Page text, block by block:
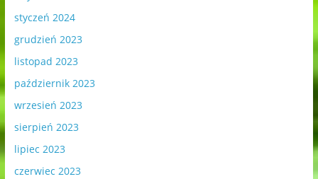
styczeń 2024
grudzień 2023
listopad 2023
październik 2023
wrzesień 2023
sierpień 2023
lipiec 2023
czerwiec 2023